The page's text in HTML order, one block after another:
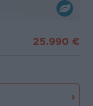
25.990 €